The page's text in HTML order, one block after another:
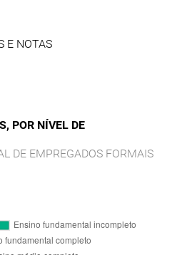
E NOTAS
POR NÍVEL DE
DE EMPREGADOS FORMAIS